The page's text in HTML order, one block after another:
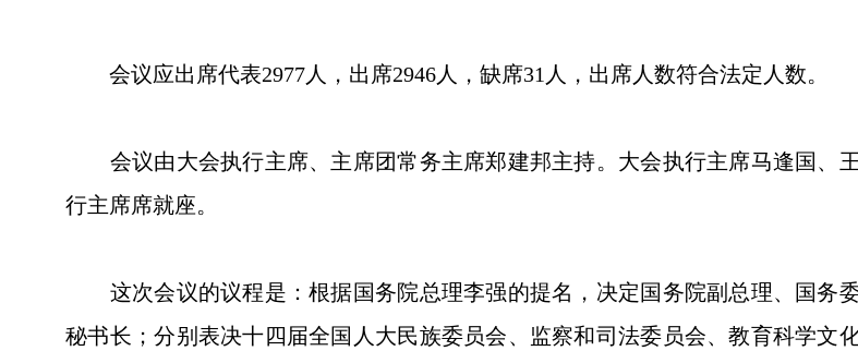
会议应出席代表2977人，出席2946人，缺席31人，出席人数符合法定人数。
会议由大会执行主席、主席团常务主席郑建邦主持。大会执行主席马逢国、
行主席席就座。
这次会议的议程是：根据国务院总理李强的提名，决定国务院副总理、国务
秘书长；分别表决十四届全国人大民族委员会、监察和司法委员会、教育科学文